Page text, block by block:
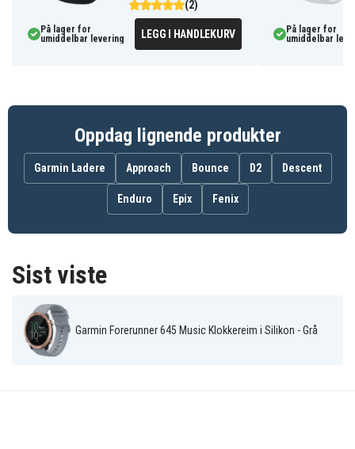
Artikkelnr SYA001942921H
Grå
Silikon
(2)
På lager for
umiddelbar levering
LEGG I HANDLEKURV
På lager for
umiddelbar
Oppdag lignende produkter
Garmin Ladere Approach Bounce D2 Descent
Enduro Epix Fenix
Sist viste
Garmin Forerunner 645 Music Klokkereim i Silikon - Grå